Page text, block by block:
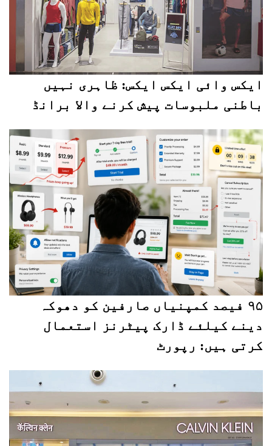
ایکس وائی ایکس ایکس: ظاہری نہیں
باطنی ملبوسات پیش کرنے والا برانڈ
۹۵ فیصد کمپنیاں صارفین کو دھوکہ
دینے کیلئے ڈارک پیٹرنز استعمال
کرتی ہیں: رپورٹ